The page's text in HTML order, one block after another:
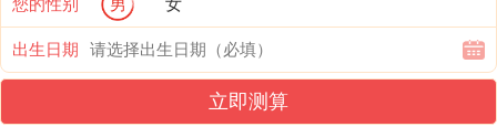
您的性别 男 女
出生日期
立即测算